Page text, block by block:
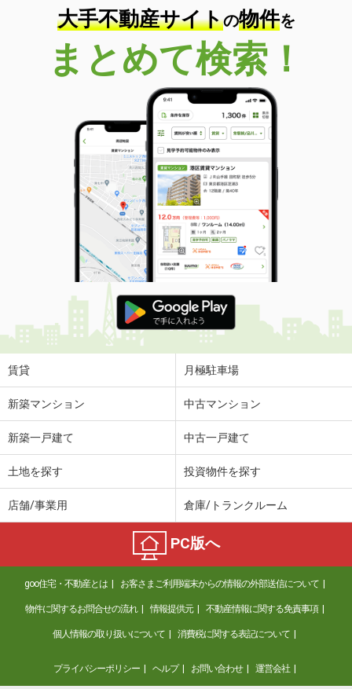
専有面積
22.5m²
間取り
ワンルーム
沖縄県那覇市安謝２丁目
11.70万円
沖縄県那覇市安謝２丁目
専有面積 35.88m²
間取り
1LDK
沖縄県那覇市安謝２丁目
価 格
11.50万円
住 所
沖縄県那覇市安謝２丁目
専有面積 35.88m²
間取り
1LDK
沖縄県那覇市安謝２丁目
価 格
11.80万円
沖縄県那覇市字天久
価 格
3.50万円
沖縄県那覇市字天久
専有面積 19m²
ワンルーム
住 所
沖縄県那覇市字安里
専有面積
41.4m²
大手不動産サイトの物件を
まとめて検索！
賃貸 月極駐車場
新築マンション 中古マンション
新築一戸建て 中古一戸建て
土地を探す 投資物件を探す
店舗/事業用 倉庫/トランクルーム
PC版へ
goo住宅・不動産とは お客さまご利用端末からの情報の外部送信について
物件に関するお問合せの流れ 情報提供元 不動産情報に関する免責事項
個人情報の取り扱いについて 消費税に関する表記について
プライバシーポリシー ヘルプ お問い合わせ 運営会社